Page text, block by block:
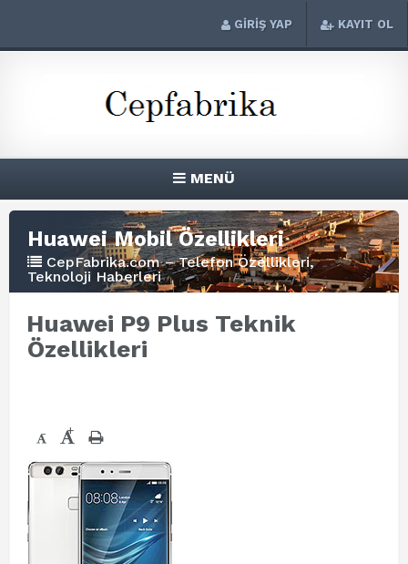
GİRİŞ YAP KAYIT OL
MENÜ
Huawei Mobil Özellikleri
CepFabrika.com – Telefon Özellikleri,
Teknoloji Haberleri
Huawei P9 Plus Teknik
Özellikleri
- +